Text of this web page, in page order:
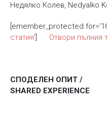
Недялко Колев, Nedyalko
[emember_protected
статия'] Отвори пълния
СПОДЕЛЕН ОПИТ /
SHARED EXPERIENCE